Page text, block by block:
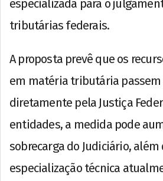
especializada para o
tributárias federais.
A proposta prevê que os
em matéria tributária passem
diretamente pela Justiça
entidades, a medida pode
sobrecarga do Judiciário,
especialização técnica